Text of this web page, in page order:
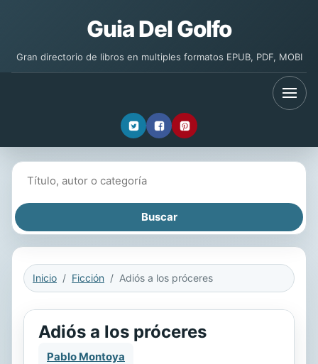
Guia Del Golfo
Gran directorio de libros en multiples formatos EPUB, PDF, MOBI
Inicio Ficción Adiós a los próceres
Adiós a los próceres
Pablo Montoya